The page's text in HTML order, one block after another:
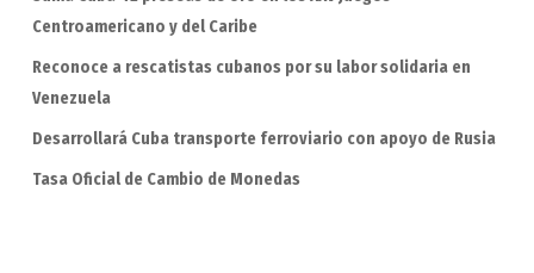
Centroamericano y del Caribe
Reconoce a rescatistas cubanos por su labor solidaria en
Venezuela
Desarrollará Cuba transporte ferroviario con apoyo de Rusia
Tasa Oficial de Cambio de Monedas